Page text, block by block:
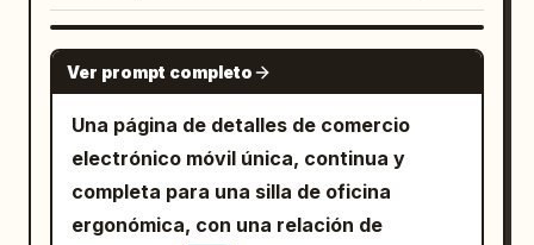
NANO BANANA PRO
Ver prompt completo
Una página de detalles de comercio
electrónico móvil única, continua y
completa para una silla de oficina
ergonómica, con una relación de